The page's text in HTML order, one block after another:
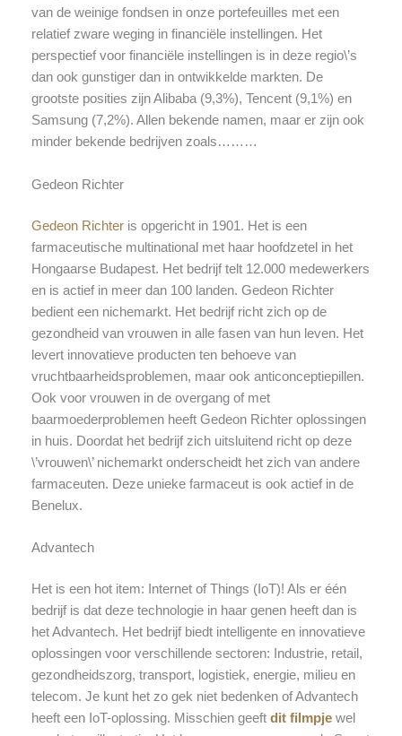
van de weinige fondsen in onze portefeuilles met een
relatief zware weging in financiële instellingen. Het
perspectief voor financiële instellingen is in deze regio\’s
dan ook gunstiger dan in ontwikkelde markten. De
grootste posities zijn Alibaba (9,3%), Tencent (9,1%) en
Samsung (7,2%). Allen bekende namen, maar er zijn ook
minder bekende bedrijven zoals………
Gedeon Richter
Gedeon Richteris opgericht in 1901. Het is een
farmaceutische multinational met haar hoofdzetel in het
Hongaarse Budapest. Het bedrijf telt 12.000 medewerkers
en is actief in meer dan 100 landen. Gedeon Richter
bedient een nichemarkt. Het bedrijf richt zich op de
gezondheid van vrouwen in alle fasen van hun leven. Het
levert innovatieve producten ten behoeve van
vruchtbaarheidsproblemen, maar ook anticonceptiepillen.
Ook voor vrouwen in de overgang of met
baarmoederproblemen heeft Gedeon Richter oplossingen
in huis. Doordat het bedrijf zich uitsluitend richt op deze
\’vrouwen\’ nichemarkt onderscheidt het zich van andere
farmaceuten. Deze unieke farmaceut is ook actief in de
Benelux.
Advantech
Het is een hot item: Internet of Things (IoT)! Als er één
bedrijf is dat deze technologie in haar genen heeft dan is
het Advantech. Het bedrijf biedt intelligente en innovatieve
oplossingen voor verschillende sectoren: Industrie, retail,
gezondheidszorg, transport, logistiek, energie, milieu en
telecom. Je kunt het zo gek niet bedenken of Advantech
heeft een IoT-oplossing. Misschien geeft dit filmpjewel